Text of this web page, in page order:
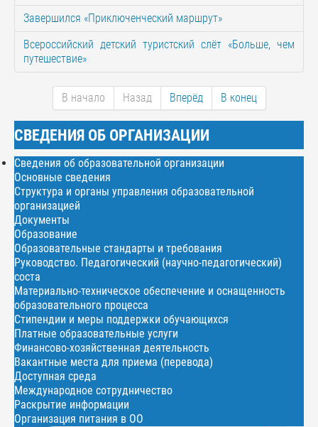
Завершился «Приключенческий маршрут»
Всероссийский детский туристский слёт «Больше, чем
путешествие»
В начало Назад Вперёд В конец
СВЕДЕНИЯ ОБ ОРГАНИЗАЦИИ
Сведения об образовательной организации
Основные сведения
Структура и органы управления образовательной
организацией
Документы
Образование
Образовательные стандарты и требования
Руководство. Педагогический (научно-педагогический)
соста
Материально-техническое обеспечение и оснащенность
образовательного процесса
Стипендии и меры поддержки обучающихся
Платные образовательные услуги
Финансово-хозяйственная деятельность
Вакантные места для приема (перевода)
Доступная среда
Международное сотрудничество
Раскрытие информации
Организация питания в ОО